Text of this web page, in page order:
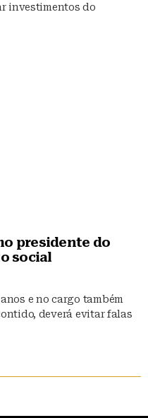
investimentos do
presidente do
social
e no cargo também
deverá evitar falas